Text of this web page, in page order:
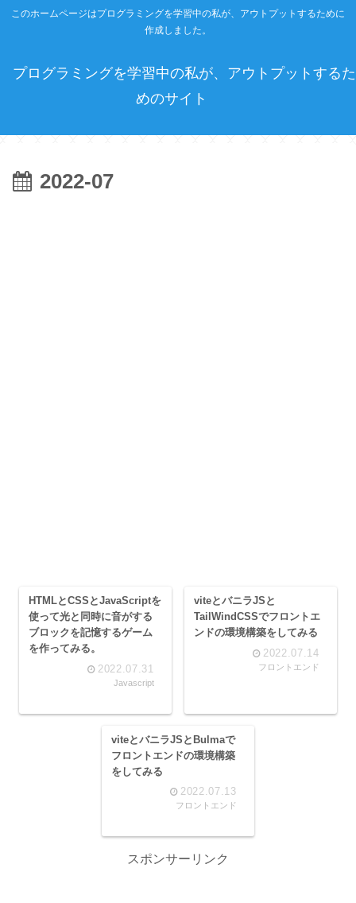
このホームページはプログラミングを学習中の私が、アウトプットするために
作成しました。
プログラミングを学習中の私が、アウトプットするた
めのサイト
2022-07
HTMLとCSSとJavaScriptを
使って光と同時に音がする
ブロックを記憶するゲーム
を作ってみる。
2022.07.31
Javascript
viteとバニラJSと
TailWindCSSでフロントエ
ンドの環境構築をしてみる
2022.07.14
フロントエンド
viteとバニラJSとBulmaで
フロントエンドの環境構築
をしてみる
2022.07.13
フロントエンド
スポンサーリンク